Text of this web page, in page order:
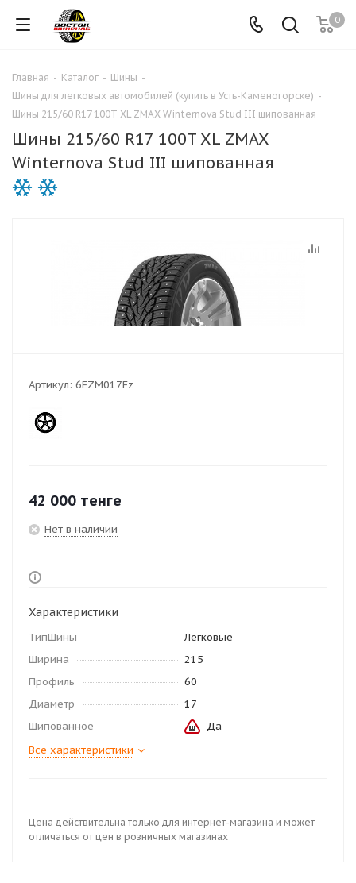
0
Главная - Каталог - Шины -
Шины для легковых автомобилей (купить в Усть-Каменогорске) -
Шины 215/60 R17 100T XL ZMAX Winternova Stud III шипованная
Шины 215/60 R17 100T XL ZMAX
Winternova Stud III шипованная
Артикул: 6EZM017Fz
42 000 тенге
Нет в наличии
Характеристики
ТипШины
Легковые
Ширина
215
Профиль
60
Диаметр
17
Шипованное
Да
Все характеристики
Цена действительна только для интернет-магазина и может
отличаться от цен в розничных магазинах